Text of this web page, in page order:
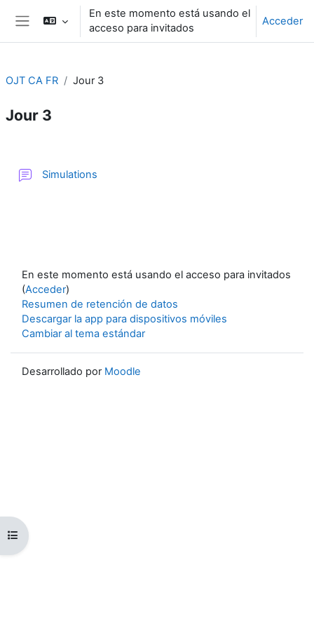
Salta al contenido principal
Panel lateral
En este momento está usando el
acceso para invitados
Acceder
Abrir índice del curso
OJT CA FR Jour 3
Jour 3
Simulations
En este momento está usando el acceso para invitados
(Acceder)
Resumen de retención de datos
Descargar la app para dispositivos móviles
Cambiar al tema estándar
Desarrollado por Moodle